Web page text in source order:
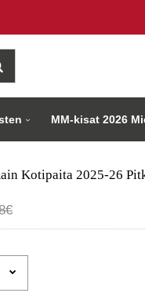
MM-kisat 2026
Kotipaita 2025-26